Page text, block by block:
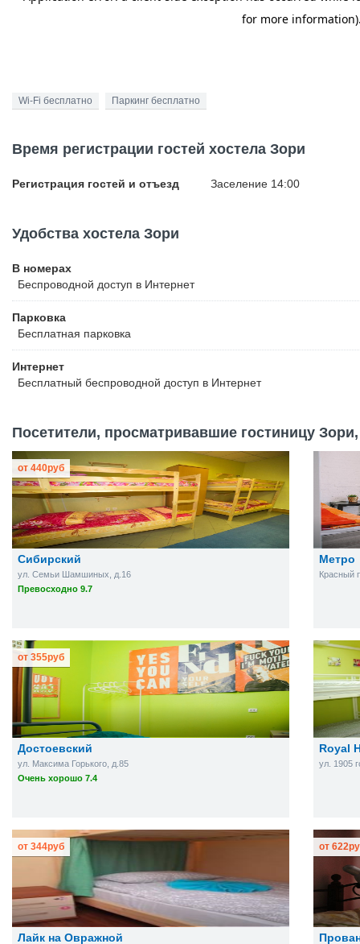
Wi-Fi бесплатно Паркинг бесплатно
Время регистрации гостей хостела Зори
Регистрация гостей и отъезд Заселение 14:00
Удобства хостела Зори
В номерах
Беспроводной доступ в Интернет
Парковка
Бесплатная парковка
Интернет
Бесплатный беспроводной доступ в Интернет
Посетители, просматривавшие гостиницу
Сибирский
ул. Семьи Шамшиных, д.16
Превосходно 9.7
от 440руб
Метро
Красный
Достоевский
ул. Максима Горького, д.85
Очень хорошо 7.4
от 355руб
Royal
ул. 1905
Лайк на Овражной
от 344руб от 622